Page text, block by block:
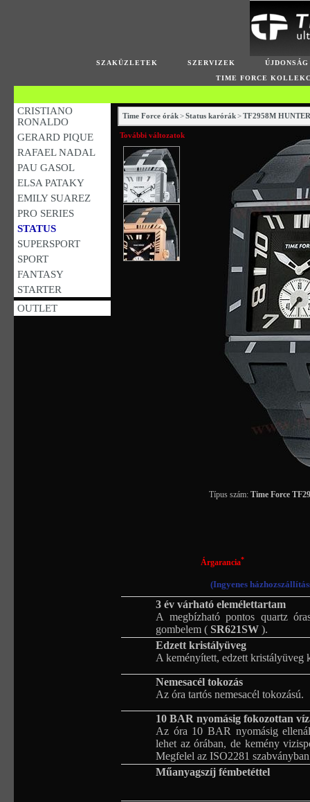
SZAKÜZLETEK SZERVIZEK
ÚJDONSÁG
TIME FORCE
CRISTIANO
RONALDO
GERARD PIQUE
RAFAEL NADAL
PAU GASOL
ELSA PATAKY
EMILY SUAREZ
PRO SERIES
STATUS
SUPERSPORT
SPORT
FANTASY
STARTER
OUTLET
Time Force órák>Status karórák>TF2958M HUNTER
További változatok
Típus szám: Time Force
Árgarancia*
(Ingyenes
3 év várható elemélettartam
A megbízható pontos quartz
gombelem ( SR621SW ).
Edzett kristályüveg
A keményített, edzett kristályüveg
Nemesacél tokozás
Az óra tartós nemesacél tokozású.
10 BAR nyomásig fokozottan
Az óra 10 BAR nyomásig
lehet az órában, de kemény
Megfelel az ISO2281
Műanyagszíj fémbetéttel